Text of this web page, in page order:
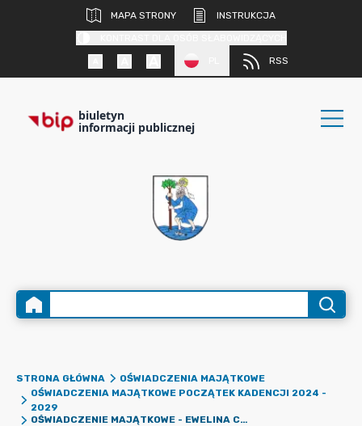
MAPA STRONY
INSTRUKCJA
RSS
biuletyn
informacji publicznej
STRONA GŁÓWNA
OŚWIADCZENIA MAJĄTKOWE
OŚWIADCZENIA MAJĄTKOWE POCZĄTEK KADENCJI 2024 -
2029
OŚWIADCZENIE MAJĄTKOWE - EWELINA CIEŚLIKOWSKA - PRZEWODNICZĄCA RADY MIEJSKIEJ